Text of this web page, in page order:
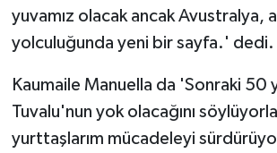
yuvamız olacak ancak Avustralya,
yolculuğunda yeni bir sayfa.' dedi.
Kaumaile Manuella da 'Sonraki 50
Tuvalu'nun yok olacağını
yurttaşlarım mücadeleyi